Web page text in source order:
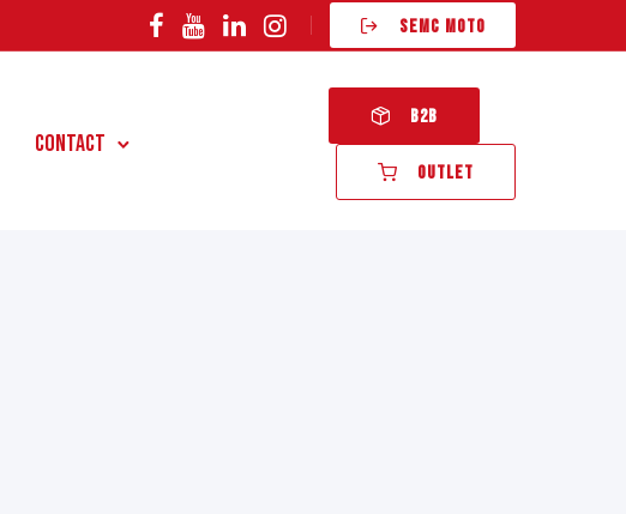
SEMC MOTO
Contact
B2B
OUTLET